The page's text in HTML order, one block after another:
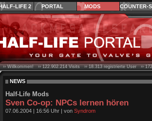
LIFE 2 PORTAL MODS COUNTER-
›› Willkommen! ››122.902.214Visits ››18.313registrierte User ››172
NEWS
Half-Life Mods
Sven Co-op: NPCs lernen hören
07.06.2004| 16:56 Uhr| von Syndrom